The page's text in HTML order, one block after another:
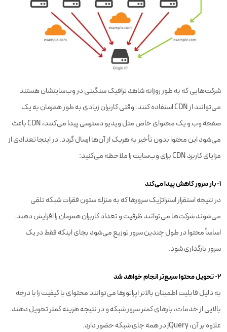
شرکت‌هایی که به طور روزانه شاهد ترافیک سنگینی در وب‌سایتشان هستند
می‌توانند از CDN استفاده کنند. وقتی کاربران زیادی به طور همزمان به یک
صفحه وب و یک محتوای خاص مثل ویدیو دسترسی پیدا می‌کنند، CDN باعث
می‌شود این محتوا بدون تأخیر به هریک از آن‌ها ارسال گردد. در اینجا تعدادی از
مزایای کاربرد CDN برای وب‌سایت را ملاحظه می‌کنید:
۱- بار سرور کاهش پیدا می‌کند
در نتیجه استقرار استراتژیک سرورها که به منزله ستون فقرات شبکه تلقی
می‌شوند شرکت‌ها می‌توانند ظرفیت و تعداد کاربران همزمان را افزایش دهند.
اساسأ محتوا در طول چندین سرور توزیع می‌شود بجای اینکه فقط در یک
سرور بارگذاری شود.
۲- تحویل محتوا سریع‌تر انجام خواهد شد
به دلیل قابلیت اطمینان بالاتر اپراتورها می‌توانند محتوای با کیفیت را با درجه
بالایی از خدمات، بارهای کمتر سرور شبکه و در نتیجه هزینه کمتر تحویل دهند.
علاوه بر آن، jQuery در همه جای شبکه حضور دارد.